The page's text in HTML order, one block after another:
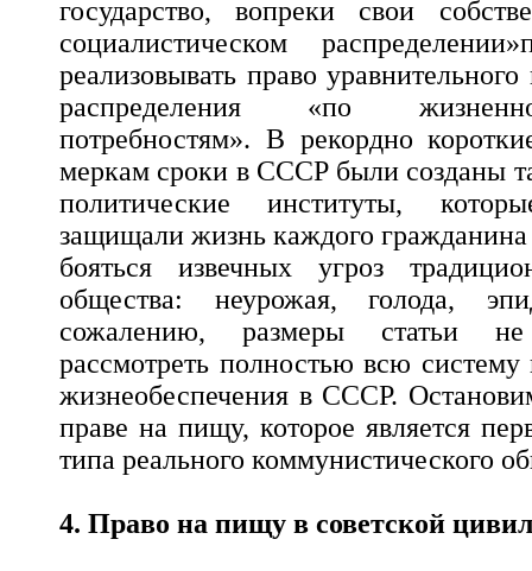
государство, вопреки свои
социалистическом
реализовывать право
распределения «по
потребностям». В рекордно
меркам сроки в СССР были созданы
политические институты,
защищали жизнь каждого
бояться извечных угроз
общества: неурожая, голода,
сожалению, размеры статьи
рассмотреть полностью всю систему
жизнеобеспечения в СССР.
праве на пищу, которое является
типа реального коммунистического
4. Право на пищу в советской